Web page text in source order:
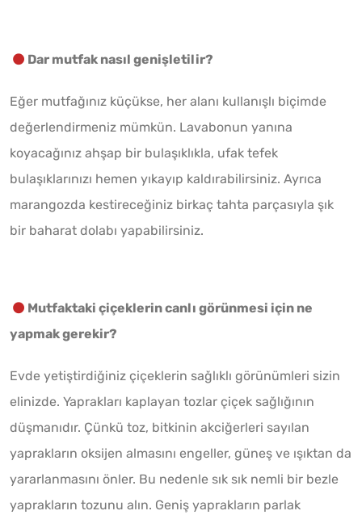
Dar mutfak nasıl genişletilir?
Eğer mutfağınız küçükse, her alanı kullanışlı biçimde
değerlendirmeniz mümkün. Lavabonun yanına
koyacağınız ahşap bir bulaşıklıkla, ufak tefek
bulaşıklarınızı hemen yıkayıp kaldırabilirsiniz. Ayrıca
marangozda kestireceğiniz birkaç tahta parçasıyla şık
bir baharat dolabı yapabilirsiniz.
Mutfaktaki çiçeklerin canlı görünmesi için ne
yapmak gerekir?
Evde yetiştirdiğiniz çiçeklerin sağlıklı görünümleri sizin
elinizde. Yaprakları kaplayan tozlar çiçek sağlığının
düşmanıdır. Çünkü toz, bitkinin akciğerleri sayılan
yaprakların oksijen almasını engeller, güneş ve ışıktan da
yararlanmasını önler. Bu nedenle sık sık nemli bir bezle
yaprakların tozunu alın. Geniş yaprakların parlak